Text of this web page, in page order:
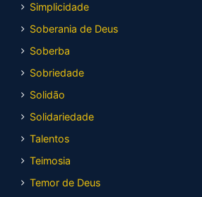
Simplicidade
Soberania de Deus
Soberba
Sobriedade
Solidão
Solidariedade
Talentos
Teimosia
Temor de Deus